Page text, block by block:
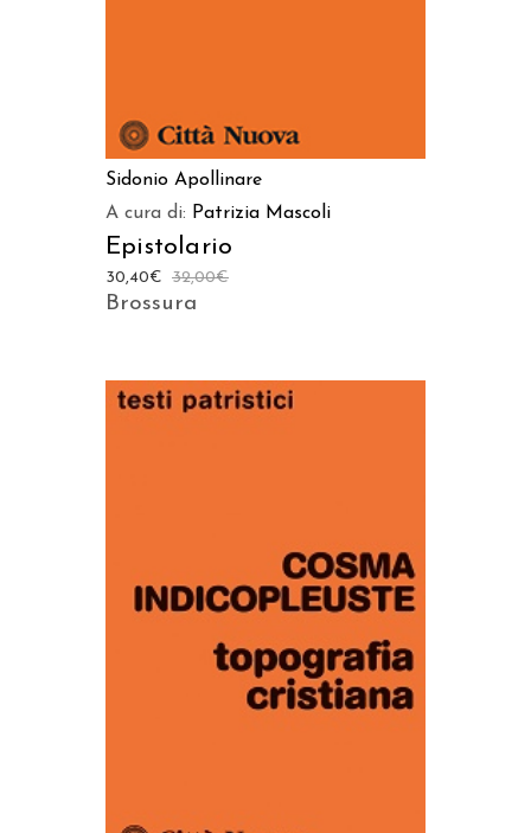
Sidonio Apollinare
A cura di: Patrizia Mascoli
Epistolario
32,00€
30,40€
Brossura